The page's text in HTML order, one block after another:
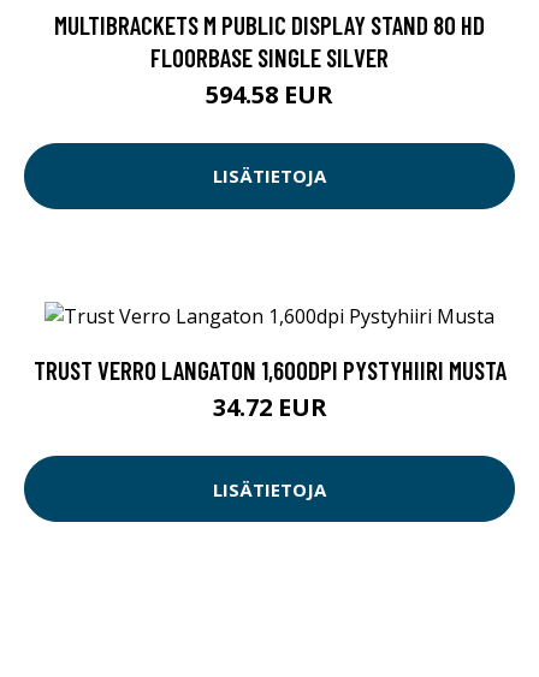
MULTIBRACKETS M PUBLIC DISPLAY STAND 80 HD
FLOORBASE SINGLE SILVER
594.58 EUR
LISÄTIETOJA
TRUST VERRO LANGATON 1,600DPI PYSTYHIIRI MUSTA
34.72 EUR
LISÄTIETOJA